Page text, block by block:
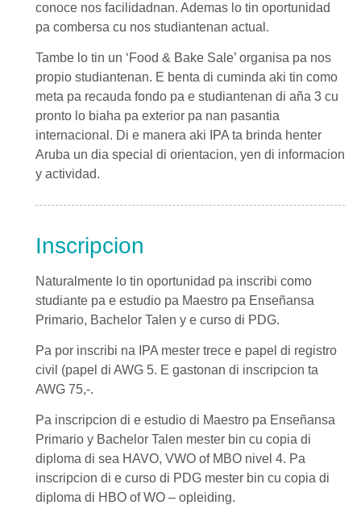
conoce nos facilidadnan. Ademas lo tin oportunidad
pa combersa cu nos studiantenan actual.
Tambe lo tin un ‘Food & Bake Sale’ organisa pa nos
propio studiantenan. E benta di cuminda aki tin como
meta pa recauda fondo pa e studiantenan di aña 3 cu
pronto lo biaha pa exterior pa nan pasantia
internacional. Di e manera aki IPA ta brinda henter
Aruba un dia special di orientacion, yen di informacion
y actividad.
Inscripcion
Naturalmente lo tin oportunidad pa inscribi como
studiante pa e estudio pa Maestro pa Enseñansa
Primario, Bachelor Talen y e curso di PDG.
Pa por inscribi na IPA mester trece e papel di registro
civil (papel di AWG 5. E gastonan di inscripcion ta
AWG 75,-.
Pa inscripcion di e estudio di Maestro pa Enseñansa
Primario y Bachelor Talen mester bin cu copia di
diploma di sea HAVO, VWO of MBO nivel 4. Pa
inscripcion di e curso di PDG mester bin cu copia di
diploma di HBO of WO – opleiding.